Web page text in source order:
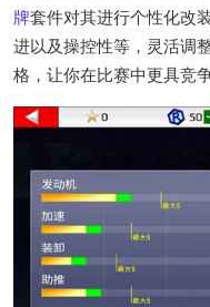
牌套件对其进行个性化改
进以及操控性等，灵活调
格，让你在比赛中更具竞争